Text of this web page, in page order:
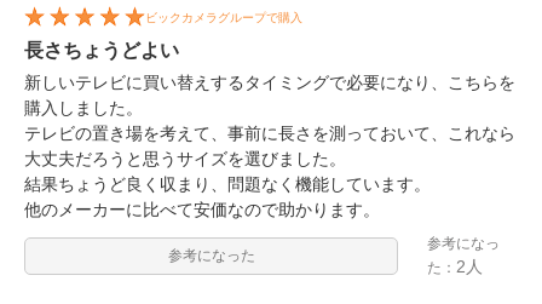
ビックカメラグループで購入
長さちょうどよい
新しいテレビに買い替えするタイミングで必要になり、こちらを
購入しました。
テレビの置き場を考えて、事前に長さを測っておいて、これなら
大丈夫だろうと思うサイズを選びました。
結果ちょうど良く収まり、問題なく機能しています。
他のメーカーに比べて安価なので助かります。
参考になった
参考になっ
た：2人